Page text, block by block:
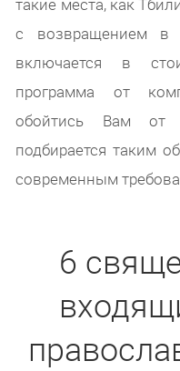
с возвращением в
включается в
программа от
обойтись Вам от
подбирается таким
современным
6